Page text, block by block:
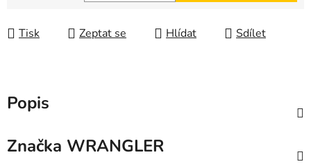
Tisk Zeptat se Hlídat Sdílet
Popis
Značka WRANGLER